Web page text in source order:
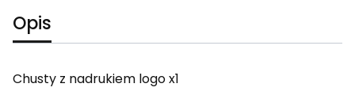
Opis
Chusty z nadrukiem logo x1